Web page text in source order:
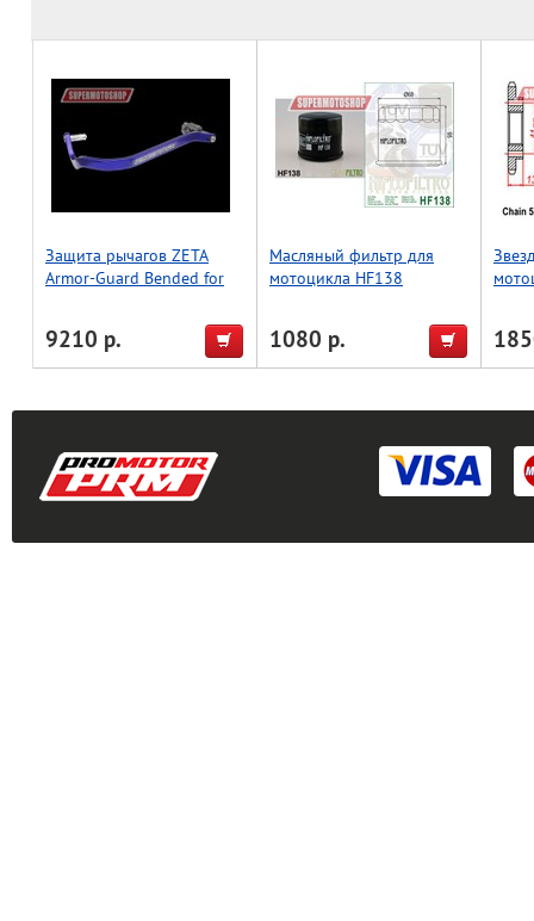
Защита рычагов ZETA
Armor-Guard Bended for
9210 р.
Масляный фильтр для
мотоцикла HF138
1080 р.